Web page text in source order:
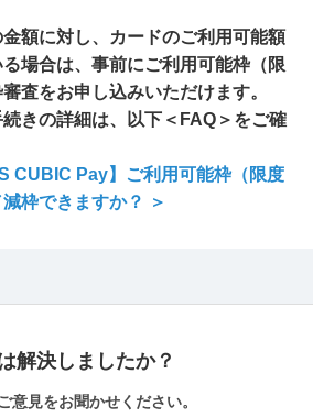
額に対し、カードのご利用可能額
場合は、事前にご利用可能枠（限
査をお申し込みいただけます。
きの詳細は、以下＜FAQ＞をご確
CUBIC Pay】ご利用可能枠（限度
枠できますか？ ＞
解決しましたか？
意見をお聞かせください。